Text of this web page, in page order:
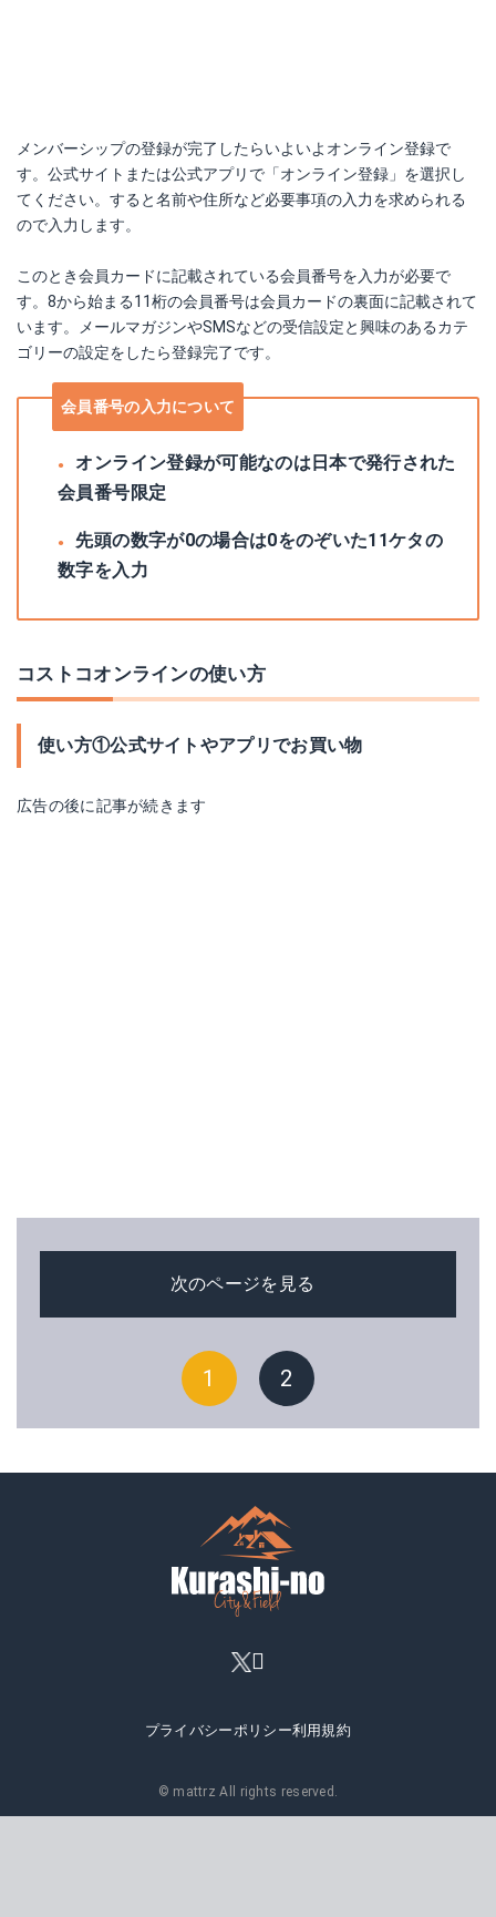
メンバーシップの登録が完了したらいよいよオンライン登録で
す。公式サイトまたは公式アプリで「オンライン登録」を選択し
てください。すると名前や住所など必要事項の入力を求められる
ので入力します。
このとき会員カードに記載されている会員番号を入力が必要で
す。 8から始まる11桁の会員番号は会員カードの裏面に記載されて
います。メールマガジンやSMSなどの受信設定と興味のあるカテ
ゴリーの設定をしたら登録完了です。
会員番号の入力について
オンライン登録が可能なのは日本で発行された
会員番号限定
先頭の数字が0の場合は0をのぞいた11ケタの
数字を入力
コストコオンラインの使い方
使い方①公式サイトやアプリでお買い物
広告の後に記事が続きます
次のページを見る
1 2
プライバシーポリシー利用規約
© mattrz All rights reserved.